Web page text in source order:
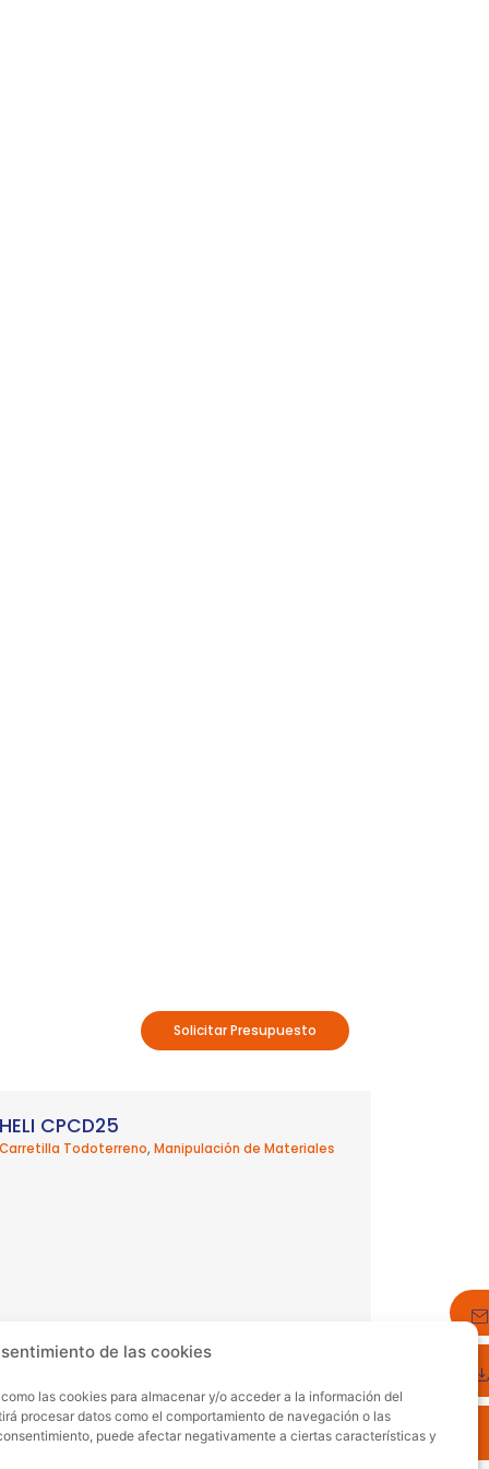
de las cookies
las cookies para almacenar y/o acceder a la información del
procesar datos como el comportamiento de navegación o las
puede afectar negativamente a ciertas características y
Solicitar Presupuesto
HELI CPCD25
Carretilla Todoterreno, Manipulación de Materiales
Comerciales